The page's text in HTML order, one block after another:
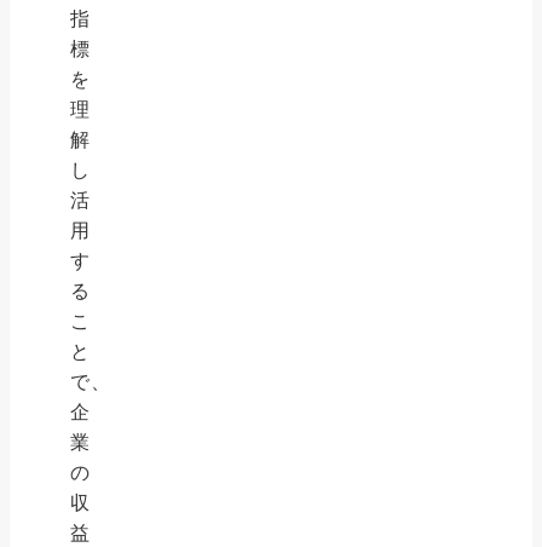
指
標
を
理
解
し
活
用
す
る
こ
と
で、
企
業
の
収
益